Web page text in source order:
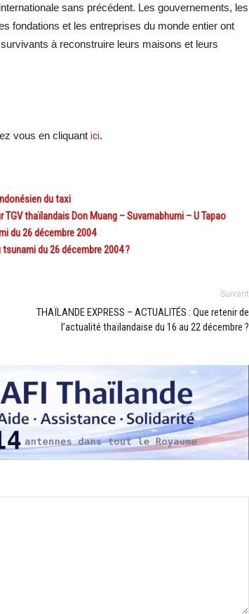
sans précédent. Les gouvernements, les
fondations et les entreprises du monde entier ont
à reconstruire leurs maisons et leurs
vous en cliquant ici.
du taxi
TGV thaïlandais Don Muang – Suvarnabhumi – U Tapao
du 26 décembre 2004
du 26 décembre 2004 ?
Suivant
THAÏLANDE EXPRESS – ACTUALITÉS : Que retenir de
l’actualité thaïlandaise du 16 au 22 décembre ?